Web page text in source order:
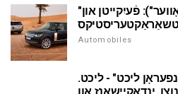
"אַוטאָביאָגראַפי" ("קייט ראָווער"): פֿעיִקייטן און
Automobiles
ליכט" - ליכט.
ינדאַקיישאַנז און